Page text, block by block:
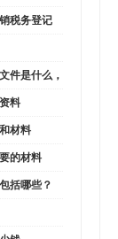
税务登记
件是什么，
料
材料
的材料
括哪些？